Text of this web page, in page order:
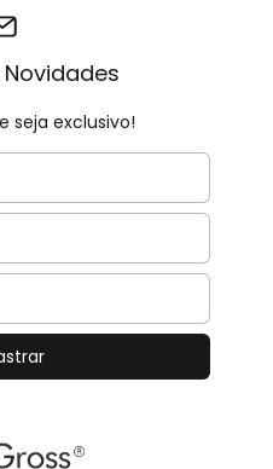
seja exclusivo!